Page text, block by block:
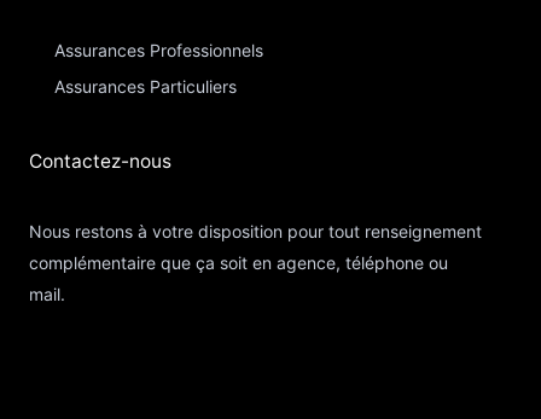
Assurances Professionnels
Assurances Particuliers​
Contactez-nous​
Nous restons à votre disposition pour tout renseignement
complémentaire que ça soit en agence, téléphone ou
mail.